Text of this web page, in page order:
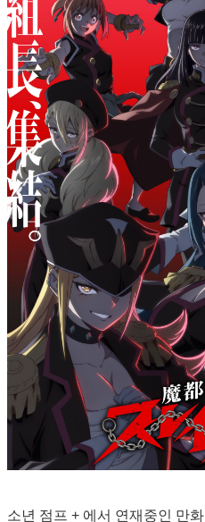
소년 점프 + 에서 연재중인 만화